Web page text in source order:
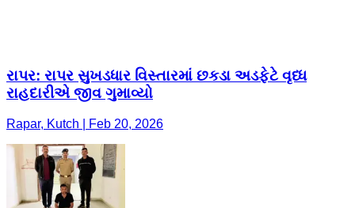
રાપર: રાપર સુખડધાર વિસ્તારમાં છકડા અડફેટે વૃધ્ધ
રાહદારીએ જીવ ગુમાવ્યો
Rapar, Kutch | Feb 20, 2026